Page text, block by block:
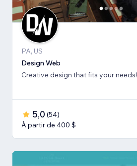
PA, US
Design Web
Creative design that fits your needs!
5,0 (54)
À partir de 400 $